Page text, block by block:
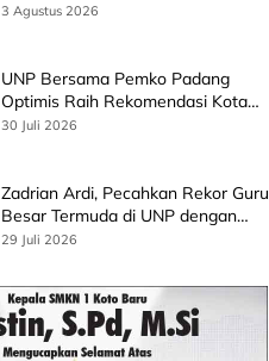
3 Agustus 2026
UNP Bersama Pemko Padang
Optimis Raih Rekomendasi Kota
Gastronomi UNESCO
30 Juli 2026
Zadrian Ardi, Pecahkan Rekor Guru
Besar Termuda di UNP dengan
Riset Stress Akademik
29 Juli 2026